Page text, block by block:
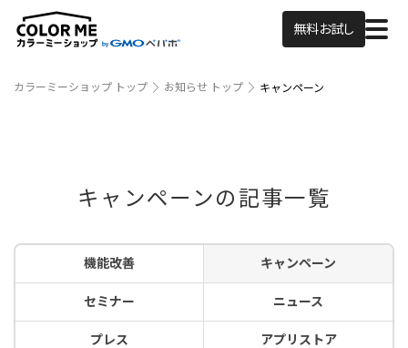
無料お試し
カラーミーショップ トップ お知らせ トップ キャンペーン
キャンペーンの記事一覧
機能改善 キャンペーン
セミナー ニュース
プレス アプリストア